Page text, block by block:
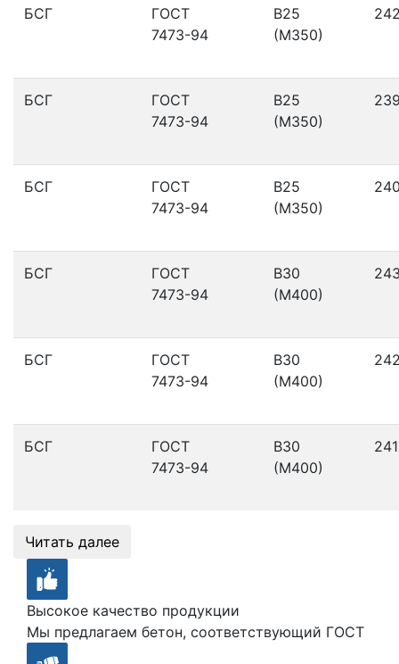
БСГ
ГОСТ
7473-94
В25
(М350)
БСГ
ГОСТ
7473-94
В25
(М350)
БСГ
ГОСТ
7473-94
В25
(М350)
БСГ
ГОСТ
7473-94
В30
(М400)
БСГ
ГОСТ
7473-94
В30
(М400)
БСГ
ГОСТ
7473-94
В30
(М400)
Читать далее
Высокое качество продукции
Мы предлагаем бетон, соответствующий ГОСТ